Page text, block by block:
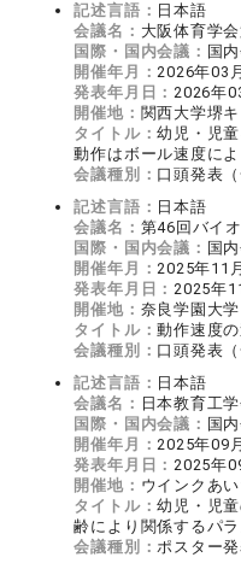
記述言語： 日本語
会議名： 大阪体育学
国際・国内会議： 国
開催年月：2026年03月
発表年月日：2026年
開催地： 関西大学堺
タイトル：幼児・児
動作はボール速度に
会議種別： 口頭発表（
記述言語： 日本語
会議名： 第46回バイ
国際・国内会議： 国
開催年月：2025年11月
発表年月日：2025年
開催地： 奈良学園大学
タイトル：動作速度
会議種別： 口頭発表（
記述言語： 日本語
会議名： 日本教育工
国際・国内会議： 国
開催年月：2025年09月
発表年月日：2025年
開催地： ウインクあ
タイトル：幼児・児
齢により関係するパ
会議種別：ポスター